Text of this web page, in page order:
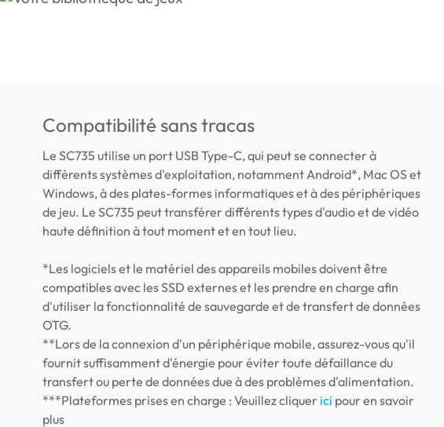
Compatibilité sans tracas
Le SC735 utilise un port USB Type-C, qui peut se connecter à
différents systèmes d'exploitation, notamment Android*, Mac OS et
Windows, à des plates-formes informatiques et à des périphériques
de jeu. Le SC735 peut transférer différents types d'audio et de vidéo
haute définition à tout moment et en tout lieu.
*Les logiciels et le matériel des appareils mobiles doivent être
compatibles avec les SSD externes et les prendre en charge afin
d'utiliser la fonctionnalité de sauvegarde et de transfert de données
OTG.
**Lors de la connexion d'un périphérique mobile, assurez-vous qu'il
fournit suffisamment d'énergie pour éviter toute défaillance du
transfert ou perte de données due à des problèmes d'alimentation.
***Plateformes prises en charge : Veuillez cliquer ici pour en savoir
plus